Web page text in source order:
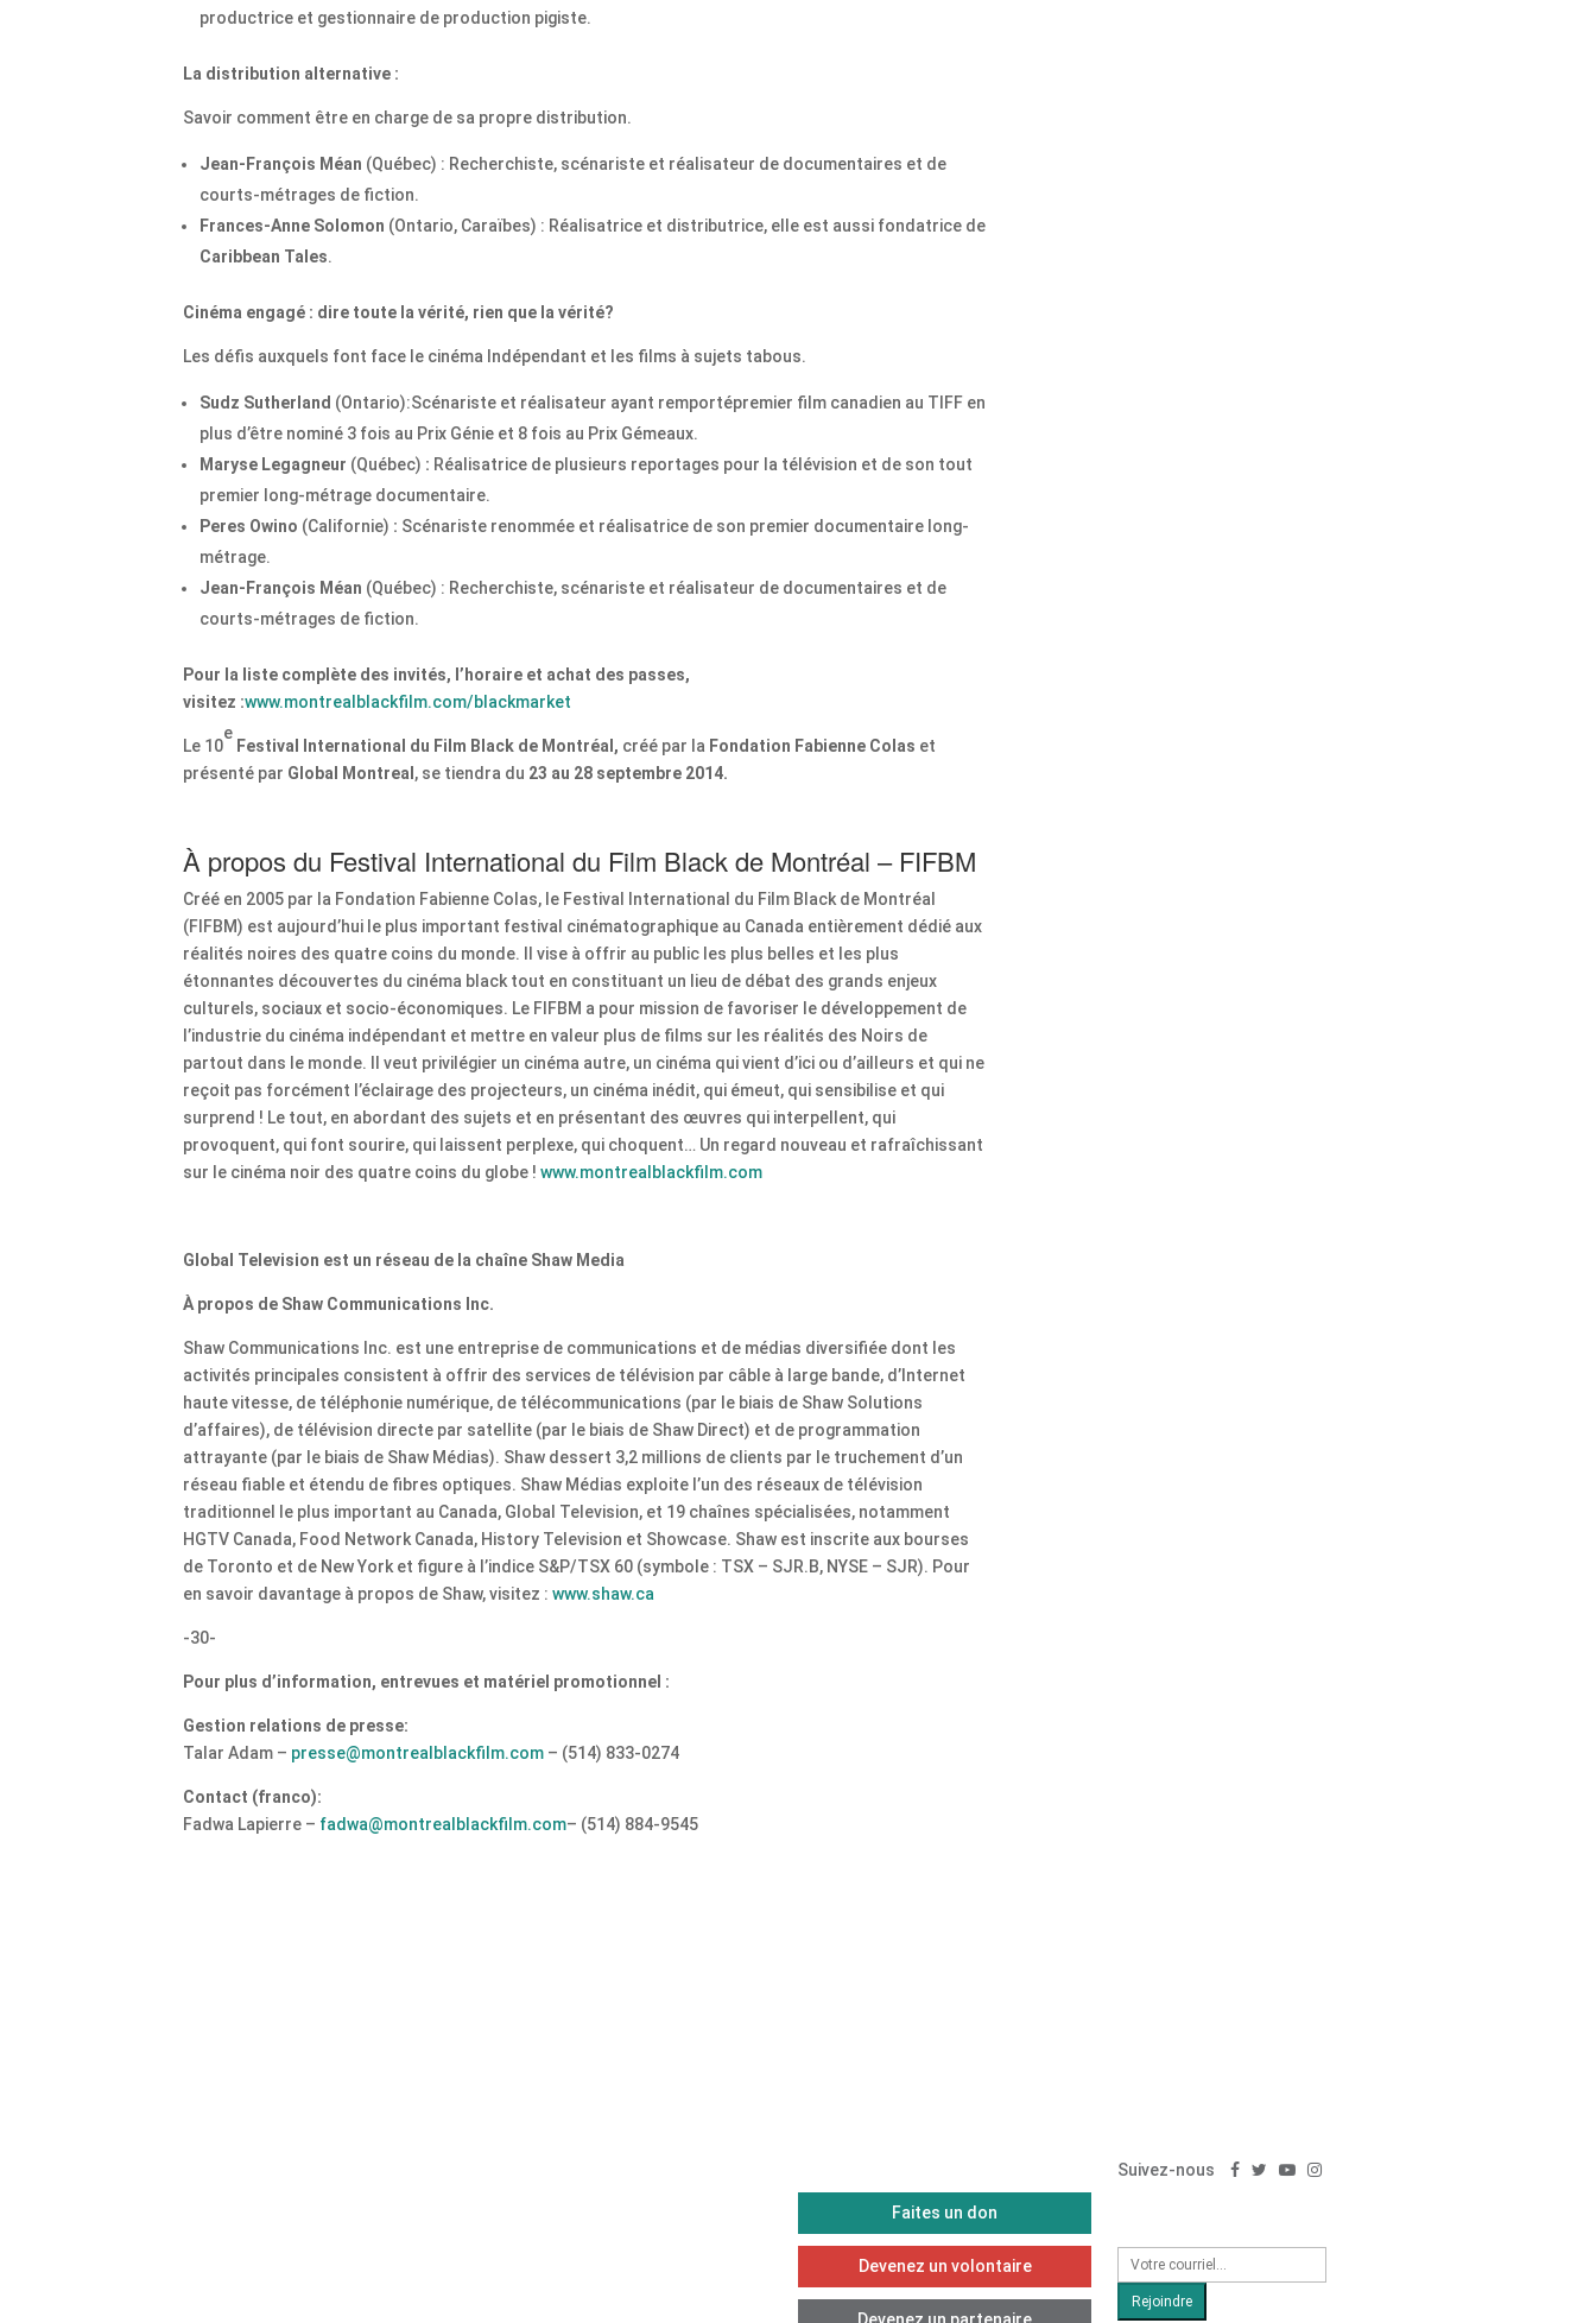
productrice et gestionnaire de production pigiste.
La distribution alternative :
Savoir comment être en charge de sa propre distribution.
Jean-François Méan (Québec) : Recherchiste, scénariste et réalisateur de documentaires et de
courts-métrages de fiction.
Frances-Anne Solomon (Ontario, Caraïbes) : Réalisatrice et distributrice, elle est aussi fondatrice de
Caribbean Tales.
Cinéma engagé : dire toute la vérité, rien que la vérité?
Les défis auxquels font face le cinéma Indépendant et les films à sujets tabous.
Sudz Sutherland (Ontario):Scénariste et réalisateur ayant remportépremier film canadien au TIFF en
plus d’être nominé 3 fois au Prix Génie et 8 fois au Prix Gémeaux.
Maryse Legagneur (Québec) : Réalisatrice de plusieurs reportages pour la télévision et de son tout
premier long-métrage documentaire.
Peres Owino (Californie) : Scénariste renommée et réalisatrice de son premier documentaire long-
métrage.
Jean-François Méan (Québec) : Recherchiste, scénariste et réalisateur de documentaires et de
courts-métrages de fiction.
Pour la liste complète des invités, l’horaire et achat des passes,
visitez :www.montrealblackfilm.com/blackmarket
Le 10
e
Festival International du Film Black de Montréal, créé par la Fondation Fabienne Colas et
présenté par Global Montreal , se tiendra du 23 au 28 septembre 2014.
À propos du Festival International du Film Black de Montréal – FIFBM
Créé en 2005 par la Fondation Fabienne Colas, le Festival International du Film Black de Montréal
(FIFBM) est aujourd’hui le plus important festival cinématographique au Canada entièrement dédié aux
réalités noires des quatre coins du monde. Il vise à offrir au public les plus belles et les plus
étonnantes découvertes du cinéma black tout en constituant un lieu de débat des grands enjeux
culturels, sociaux et socio-économiques. Le FIFBM a pour mission de favoriser le développement de
l’industrie du cinéma indépendant et mettre en valeur plus de films sur les réalités des Noirs de
partout dans le monde. Il veut privilégier un cinéma autre, un cinéma qui vient d’ici ou d’ailleurs et qui ne
reçoit pas forcément l’éclairage des projecteurs, un cinéma inédit, qui émeut, qui sensibilise et qui
surprend ! Le tout, en abordant des sujets et en présentant des œuvres qui interpellent, qui
provoquent, qui font sourire, qui laissent perplexe, qui choquent… Un regard nouveau et rafraîchissant
sur le cinéma noir des quatre coins du globe !www.montrealblackfilm.com
Global Television est un réseau de la chaîne Shaw Media
À propos de Shaw Communications Inc.
Shaw Communications Inc. est une entreprise de communications et de médias diversifiée dont les
activités principales consistent à offrir des services de télévision par câble à large bande, d’Internet
haute vitesse, de téléphonie numérique, de télécommunications (par le biais de Shaw Solutions
d’affaires), de télévision directe par satellite (par le biais de Shaw Direct) et de programmation
attrayante (par le biais de Shaw Médias). Shaw dessert 3,2 millions de clients par le truchement d’un
réseau fiable et étendu de fibres optiques. Shaw Médias exploite l’un des réseaux de télévision
traditionnel le plus important au Canada, Global Television, et 19 chaînes spécialisées, notamment
HGTV Canada, Food Network Canada, History Television et Showcase. Shaw est inscrite aux bourses
de Toronto et de New York et figure à l’indice S&P/TSX 60 (symbole : TSX – SJR.B, NYSE – SJR). Pour
en savoir davantage à propos de Shaw, visitez :www.shaw.ca
-30-
Pour plus d’information, entrevues et matériel promotionnel :
Gestion relations de presse:
Talar Adam – presse@montrealblackfilm.com – (514) 833-0274
Contact (franco):
Fadwa Lapierre – fadwa@montrealblackfilm.com– (514) 884-9545
Faites un don
Devenez un volontaire
Devenez un partenaire
Suivez-nous